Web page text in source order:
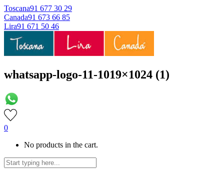
Toscana91 677 30 29
Canada91 673 66 85
Lira91 671 50 46
whatsapp-logo-11-1019×1024 (1)
0
No products in the cart.